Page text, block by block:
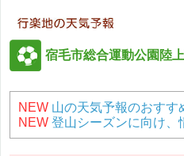
宿毛市総合運動公園陸
NEW 山の天気予報のおすす
NEW 登山シーズンに向け、